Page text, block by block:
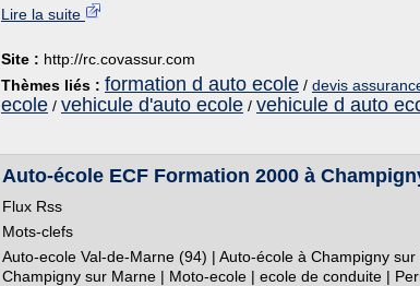
Lire la suite
Site : http://rc.covassur.com
Thèmes liés : formation d auto ecole / devis
ecole / vehicule d'auto ecole / vehicule d auto
Auto-école ECF Formation 2000 à
Flux Rss
Mots-clefs
Auto-ecole Val-de-Marne (94) | Auto-école à Champigny
Champigny sur Marne | Moto-ecole | ecole de conduite |